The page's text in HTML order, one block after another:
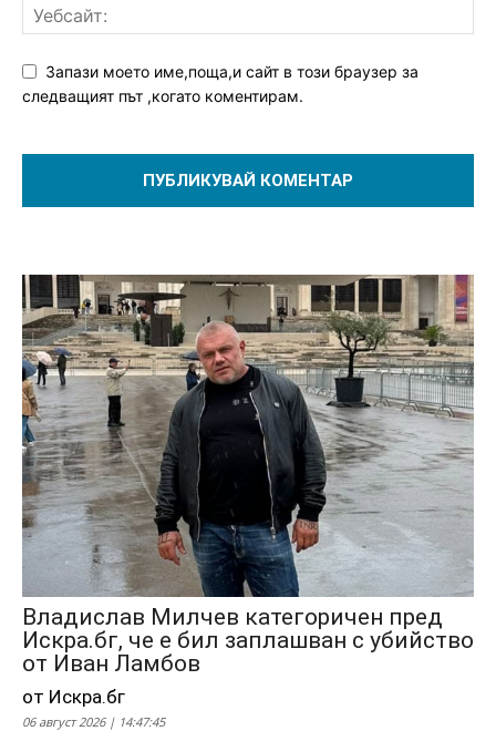
Запази моето име,поща,и сайт в този браузер за
следващият път ,когато коментирам.
Владислав Милчев категоричен пред
Искра.бг, че е бил заплашван с убийство
от Иван Ламбов
от Искра.бг
06 август 2026 | 14:47:45